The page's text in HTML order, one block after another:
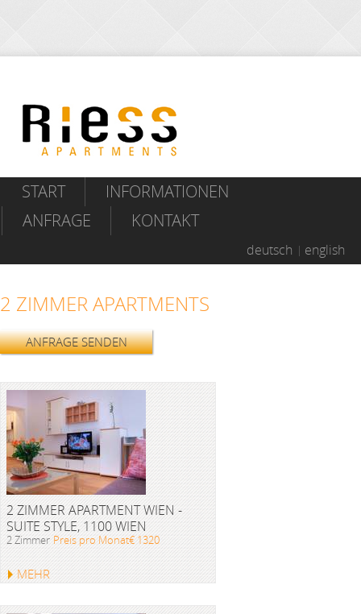
START
INFORMATIONEN
ANFRAGE
KONTAKT
deutsch english
2 ZIMMER APARTMENTS
ANFRAGE SENDEN
2 ZIMMER APARTMENT WIEN -
SUITE STYLE, 1100 WIEN
2 Zimmer Preis pro Monat€ 1320
MEHR